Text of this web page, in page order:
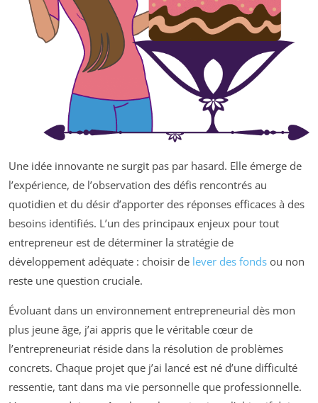
Une idée innovante ne surgit pas par hasard. Elle émerge de
l’expérience, de l’observation des défis rencontrés au
quotidien et du désir d’apporter des réponses efficaces à des
besoins identifiés. L’un des principaux enjeux pour tout
entrepreneur est de déterminer la stratégie de
développement adéquate : choisir de lever des fonds ou non
reste une question cruciale.
Évoluant dans un environnement entrepreneurial dès mon
plus jeune âge, j’ai appris que le véritable cœur de
l’entrepreneuriat réside dans la résolution de problèmes
concrets. Chaque projet que j’ai lancé est né d’une difficulté
ressentie, tant dans ma vie personnelle que professionnelle.